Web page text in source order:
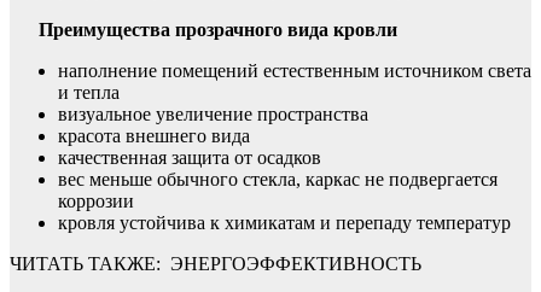
Преимущества прозрачного вида кровли
наполнение помещений естественным источником света
и тепла
визуальное увеличение пространства
красота внешнего вида
качественная защита от осадков
вес меньше обычного стекла, каркас не подвергается
коррозии
кровля устойчива к химикатам и перепаду температур
ЧИТАТЬ ТАКЖЕ: ЭНЕРГОЭФФЕКТИВНОСТЬ